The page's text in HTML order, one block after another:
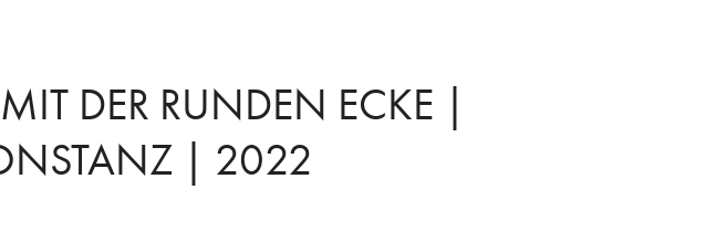
DER RUNDEN ECKE |
| 2022